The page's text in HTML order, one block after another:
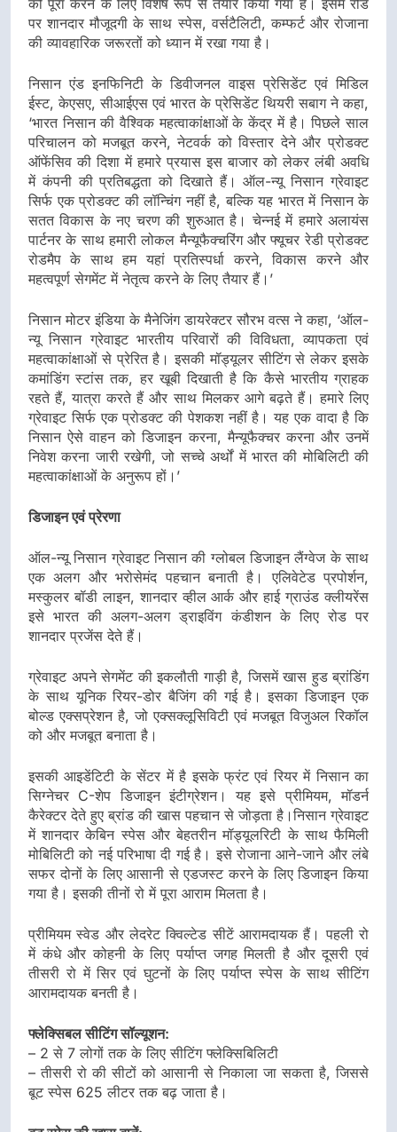
पर शानदार मौजूदगी के साथ स्पेस, वर्सटैलिटी, कम्फर्ट और रोजाना
की व्यावहारिक जरूरतों को ध्यान में रखा गया है।
निसान एंड इनफिनिटी के डिवीजनल वाइस प्रेसिडेंट एवं मिडिल
ईस्ट, केएसए, सीआईएस एवं भारत के प्रेसिडेंट थियरी सबाग ने कहा,
‘भारत निसान की वैश्विक महत्वाकांक्षाओं के केंद्र में है। पिछले साल
परिचालन को मजबूत करने, नेटवर्क को विस्तार देने और प्रोडक्ट
ऑफेंसिव की दिशा में हमारे प्रयास इस बाजार को लेकर लंबी अवधि
में कंपनी की प्रतिबद्धता को दिखाते हैं। ऑल-न्यू निसान ग्रेवाइट
सिर्फ एक प्रोडक्ट की लॉन्चिंग नहीं है, बल्कि यह भारत में निसान के
सतत विकास के नए चरण की शुरुआत है। चेन्नई में हमारे अलायंस
पार्टनर के साथ हमारी लोकल मैन्यूफैक्चरिंग और फ्यूचर रेडी प्रोडक्ट
रोडमैप के साथ हम यहां प्रतिस्पर्धा करने, विकास करने और
महत्वपूर्ण सेगमेंट में नेतृत्व करने के लिए तैयार हैं।’
निसान मोटर इंडिया के मैनेजिंग डायरेक्टर सौरभ वत्स ने कहा, ‘ऑल-
न्यू निसान ग्रेवाइट भारतीय परिवारों की विविधता, व्यापकता एवं
महत्वाकांक्षाओं से प्रेरित है। इसकी मॉड्यूलर सीटिंग से लेकर इसके
कमांडिंग स्टांस तक, हर खूबी दिखाती है कि कैसे भारतीय ग्राहक
रहते हैं, यात्रा करते हैं और साथ मिलकर आगे बढ़ते हैं। हमारे लिए
ग्रेवाइट सिर्फ एक प्रोडक्ट की पेशकश नहीं है। यह एक वादा है कि
निसान ऐसे वाहन को डिजाइन करना, मैन्यूफैक्चर करना और उनमें
निवेश करना जारी रखेगी, जो सच्चे अर्थों में भारत की मोबिलिटी की
महत्वाकांक्षाओं के अनुरूप हों।’
डिजाइन एवं प्रेरणा
ऑल-न्यू निसान ग्रेवाइट निसान की ग्लोबल डिजाइन लैंग्वेज के साथ
एक अलग और भरोसेमंद पहचान बनाती है। एलिवेटेड प्रपोर्शन,
मस्कुलर बॉडी लाइन, शानदार व्हील आर्क और हाई ग्राउंड क्लीयरेंस
इसे भारत की अलग-अलग ड्राइविंग कंडीशन के लिए रोड पर
शानदार प्रजेंस देते हैं।
ग्रेवाइट अपने सेगमेंट की इकलौती गाड़ी है, जिसमें खास हुड ब्रांडिंग
के साथ यूनिक रियर-डोर बैजिंग की गई है। इसका डिजाइन एक
बोल्ड एक्सप्रेशन है, जो एक्सक्लूसिविटी एवं मजबूत विजुअल रिकॉल
को और मजबूत बनाता है।
इसकी आइडेंटिटी के सेंटर में है इसके फ्रंट एवं रियर में निसान का
सिग्नेचर C-शेप डिजाइन इंटीग्रेशन। यह इसे प्रीमियम, मॉडर्न
कैरेक्टर देते हुए ब्रांड की खास पहचान से जोड़ता है।निसान ग्रेवाइट
में शानदार केबिन स्पेस और बेहतरीन मॉड्यूलरिटी के साथ फैमिली
मोबिलिटी को नई परिभाषा दी गई है। इसे रोजाना आने-जाने और लंबे
सफर दोनों के लिए आसानी से एडजस्ट करने के लिए डिजाइन किया
गया है। इसकी तीनों रो में पूरा आराम मिलता है।
प्रीमियम स्वेड और लेदरेट क्विल्टेड सीटें आरामदायक हैं। पहली रो
में कंधे और कोहनी के लिए पर्याप्त जगह मिलती है और दूसरी एवं
तीसरी रो में सिर एवं घुटनों के लिए पर्याप्त स्पेस के साथ सीटिंग
आरामदायक बनती है।
फ्लेक्सिबल सीटिंग सॉल्यूशन:
– 2 से 7 लोगों तक के लिए सीटिंग फ्लेक्सिबिलिटी
– तीसरी रो की सीटों को आसानी से निकाला जा सकता है, जिससे
बूट स्पेस 625 लीटर तक बढ़ जाता है।